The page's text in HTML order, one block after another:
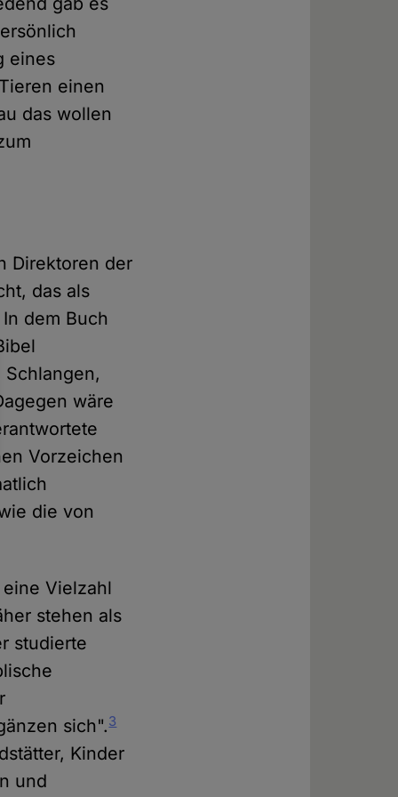
eines
einen
das wollen
Direktoren der
das als
dem Buch
wäre
Vorzeichen
die von
Vielzahl
stehen als
studierte
sich".3
Kinder
und